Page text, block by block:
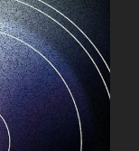
Wyszukaj